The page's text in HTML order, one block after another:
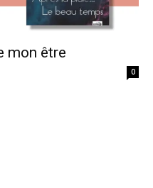
mon être
0